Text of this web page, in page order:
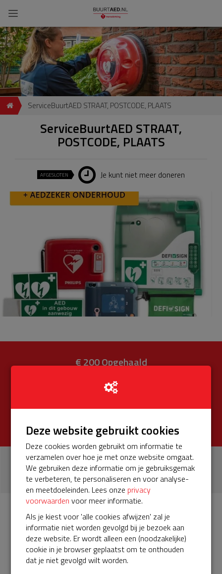
ServiceBuurtAED STRAAT, POSTCODE, PLAATS
ServiceBuurtAED STRAAT,
POSTCODE, PLAATS
AFGESLOTEN Je kunt niet meer doneren
€ 200Opgehaald
1
donatie
Info Donateurs 1 Van Ravesteyn-erf
Het servicepakket van onze BuurtAED verloopt bijna en
moet worden verlengd, zodat onze AED gebruiksklaar
Deze website gebruikt cookies
Deze cookies worden gebruikt om informatie te
verzamelen over hoe je met onze website omgaat.
We gebruiken deze informatie om je gebruiksgemak
te verbeteren, te personaliseren en voor analyse-
en meetdoeleinden. Lees onze privacy
voorwaarden voor meer informatie.
Als je kiest voor 'alle cookies afwijzen' zal je
informatie niet worden gevolgd bij je bezoek aan
deze website. Er wordt alleen een (noodzakelijke)
cookie in je browser geplaatst om te onthouden
dat je niet gevolgd wilt worden.